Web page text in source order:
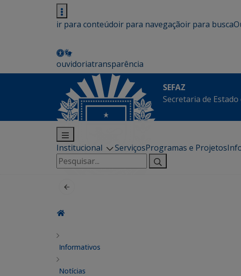
ir para conteúdoir para navegaçãoir para busca
ouvidoriatransparência
SEFAZ
Secretaria de Estado
Institucional ServiçosProgramas e Projetos
Pesquisar
por:
Informativos
Notícias